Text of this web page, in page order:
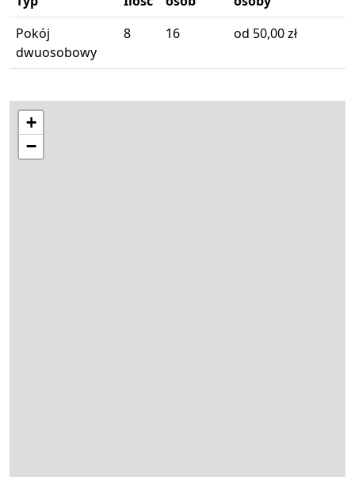
Pokój
dwuosobowy
8 16 od 50,00 zł
+
−